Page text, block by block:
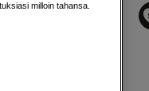
milloin tahansa.